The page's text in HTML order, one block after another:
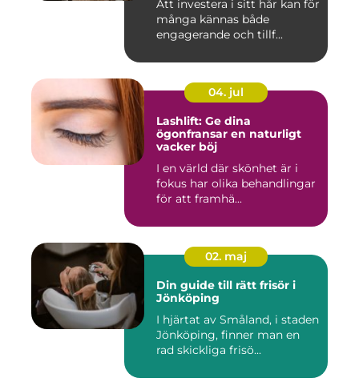
Att investera i sitt hår kan för
många kännas både
engagerande och tillf...
04. jul
Lashlift: Ge dina
ögonfransar en naturligt
vacker böj
I en värld där skönhet är i
fokus har olika behandlingar
för att framhä...
02. maj
Din guide till rätt frisör i
Jönköping
I hjärtat av Småland, i staden
Jönköping, finner man en
rad skickliga frisö...